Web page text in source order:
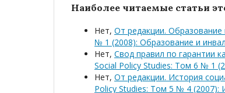
Наиболее читаемые статьи
Нет, От редакции. Образование
№ 1 (2008): Образование и
Нет, Свод правил по гарантии
Social Policy Studies: Том 6 № 1
Нет, От редакции. История
Policy Studies: Том 5 № 4 (2007):